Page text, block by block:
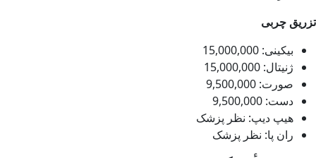
تزریق چربی
بیکینی: 15,000,000
ژنیتال: 15,000,000
صورت: 9,500,000
دست: 9,500,000
هیپ دیپ: نظر پزشک
ران پا: نظر پزشک